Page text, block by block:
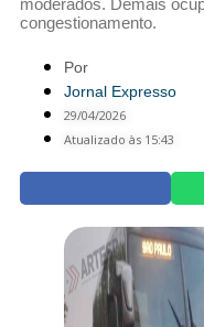
moderados. Demais
congestionamento.
Por
Jornal Expresso
29/04/2026
Atualizado às 15:43